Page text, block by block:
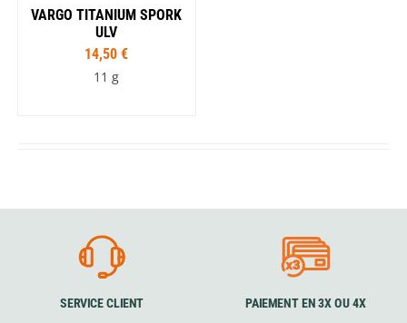
VARGO TITANIUM SPORK
ULV
14,50 €
11 g
SERVICE CLIENT PAIEMENT EN 3X OU 4X